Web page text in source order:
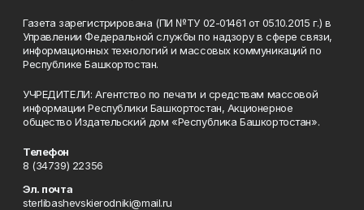
Газета зарегистрирована (ПИ №ТУ 02-01461 от 05.10.2015 г.) в
Управлении Федеральной службы по надзору в сфере связи,
информационных технологий и массовых коммуникаций по
Республике Башкортостан.
УЧРЕДИТЕЛИ: Агентство по печати и средствам массовой
информации Республики Башкортостан, Акционерное
общество Издательский дом «Республика Башкортостан».
Телефон
8 (34739) 22356
Эл. почта
sterlibashevskierodniki@mail.ru